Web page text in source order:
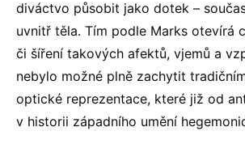
diváctvo působit jako dotek –
uvnitř těla. Tím podle Marks otevírá
či šíření takových afektů, vjemů a
nebylo možné plně zachytit
optické reprezentace, které již od
v historii západního umění